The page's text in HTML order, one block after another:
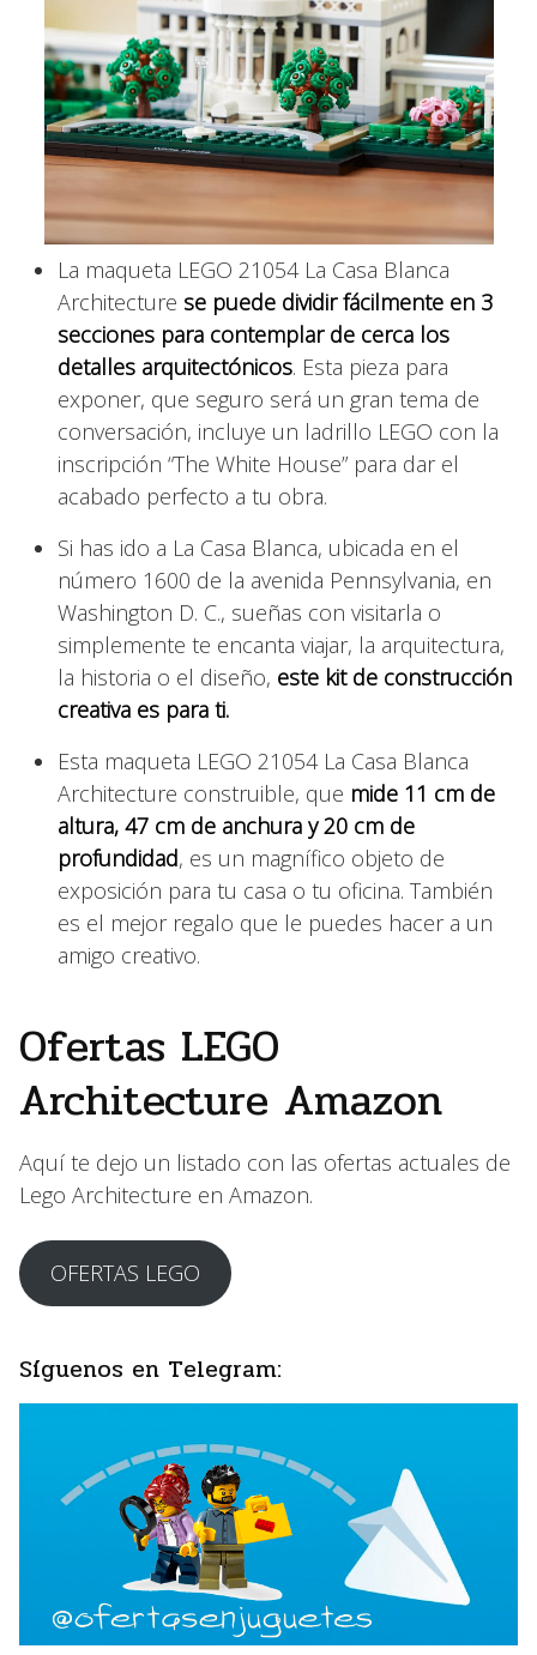
La maqueta LEGO 21054 La Casa Blanca
Architecture se puede dividir fácilmente en 3
secciones para contemplar de cerca los
detalles arquitectónicos. Esta pieza para
exponer, que seguro será un gran tema de
conversación, incluye un ladrillo LEGO con la
inscripción “The White House” para dar el
acabado perfecto a tu obra.
Si has ido a La Casa Blanca, ubicada en el
número 1600 de la avenida Pennsylvania, en
Washington D. C., sueñas con visitarla o
simplemente te encanta viajar, la arquitectura,
la historia o el diseño, este kit de construcción
creativa es para ti.
Esta maqueta LEGO 21054 La Casa Blanca
Architecture construible, que mide 11 cm de
altura, 47 cm de anchura y 20 cm de
profundidad, es un magnífico objeto de
exposición para tu casa o tu oficina. También
es el mejor regalo que le puedes hacer a un
amigo creativo.
Ofertas LEGO
Architecture Amazon
Aquí te dejo un listado con las ofertas actuales de
Lego Architecture en Amazon.
OFERTAS LEGO
Síguenos en Telegram: